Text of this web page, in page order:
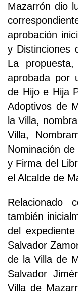
Mazarrón dio
aprobación
y Distinciones
La
aprobada por
de Hijo e Hija
Adoptivos de
la Villa,
Villa,
Nominación
y Firma del
el Alcalde de
Relacionado
también
del
Salvador
de la Villa de
Salvador
Villa de